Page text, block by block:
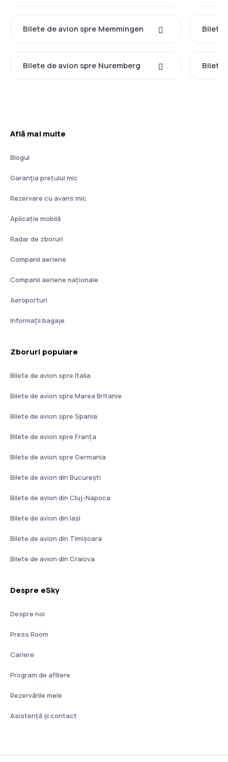
Bilete de avion spre Memmingen Bilete
Bilete de avion spre Nuremberg Bilete
Află mai multe
Blogul
Garanția prețului mic
Rezervare cu avans mic
Aplicație mobilă
Radar de zboruri
Companii aeriene
Companii aeriene naţionale
Aeroporturi
Informații bagaje
Zboruri populare
Bilete de avion spre Italia
Bilete de avion spre Marea Britanie
Bilete de avion spre Spania
Bilete de avion spre Franţa
Bilete de avion spre Germania
Bilete de avion din București
Bilete de avion din Cluj-Napoca
Bilete de avion din Iași
Bilete de avion din Timișoara
Bilete de avion din Craiova
Despre eSky
Despre noi
Press Room
Cariere
Program de afiliere
Rezervările mele
Asistenţă şi contact